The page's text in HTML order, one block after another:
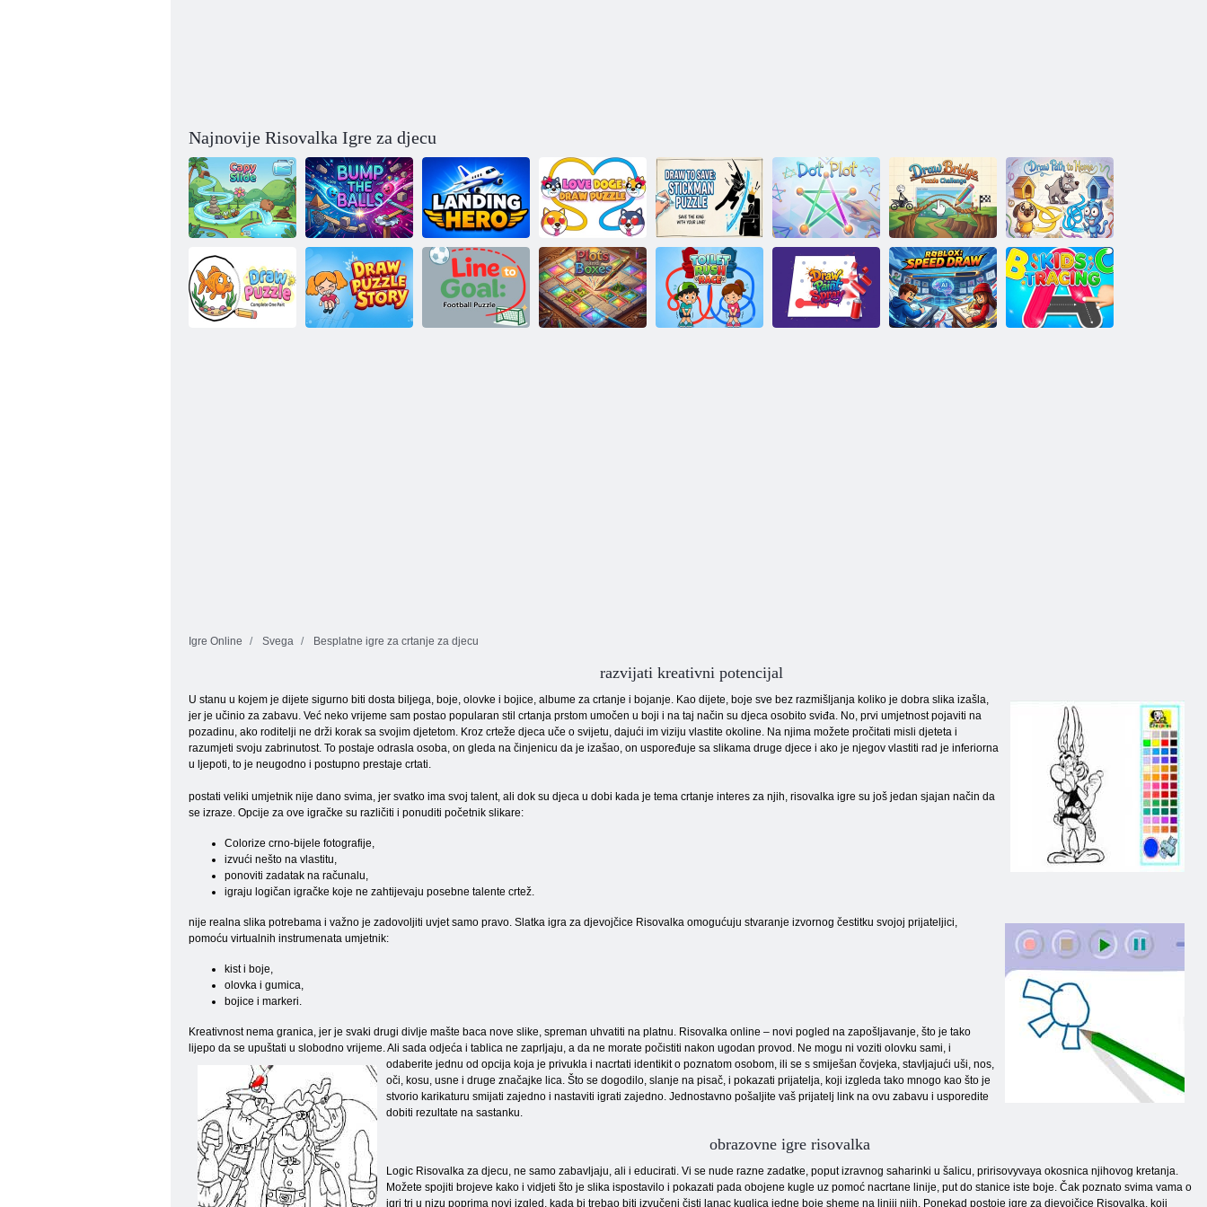
Najnovije Risovalka Igre za djecu
Capybara:
klizanje
Sudari loptice Zračni heroj
Ljubav crtanje
puzzle
Nacrtaj i spremi:
Stickman Puzzle
Raspršeni
dijagram
Nacrtaj most:
Puzzle
Challenge
Dobijte upute
kući
Igre Online Svega Besplatne igre za crtanje za djecu
razvijati kreativni potencijal
U stanu u kojem je dijete sigurno biti dosta biljega, boje, olovke i bojice, albume za crtanje i bojanje. Kao dijete, boje sve bez razmišljanja koliko je dobra slika izašla,
jer je učinio za zabavu. Već neko vrijeme sam postao popularan stil crtanja prstom umočen u boji i na taj način su djeca osobito sviđa. No, prvi umjetnost pojaviti na
pozadinu, ako roditelji ne drži korak sa svojim djetetom. Kroz crteže djeca uče o svijetu, dajući im viziju vlastite okoline. Na njima možete pročitati misli djeteta i
razumjeti svoju zabrinutost. To postaje odrasla osoba, on gleda na činjenicu da je izašao, on uspoređuje sa slikama druge djece i ako je njegov vlastiti rad je inferiorna
u ljepoti, to je neugodno i postupno prestaje crtati.
postati veliki umjetnik nije dano svima, jer svatko ima svoj talent, ali dok su djeca u dobi kada je tema crtanje interes za njih, risovalka igre su još jedan sjajan način da
se izraze. Opcije za ove igračke su različiti i ponuditi početnik slikare:
Colorize crno-bijele fotografije,
izvući nešto na vlastitu,
ponoviti zadatak na računalu,
igraju logičan igračke koje ne zahtijevaju posebne talente crtež.
nije realna slika potrebama i važno je zadovoljiti uvjet samo pravo. Slatka igra za djevojčice Risovalka omogućuju stvaranje izvornog čestitku svojoj prijateljici,
pomoću virtualnih instrumenata umjetnik:
kist i boje,
olovka i gumica,
bojice i markeri.
Kreativnost nema granica, jer je svaki drugi divlje mašte baca nove slike, spreman uhvatiti na platnu. Risovalka online – novi pogled na zapošljavanje, što je tako
lijepo da se upuštati u slobodno vrijeme. Ali sada odjeća i tablica ne zaprljaju, a da ne morate počistiti nakon ugodan provod. Ne mogu ni voziti olovku sami, i
odaberite jednu od opcija koja je privukla i nacrtati identikit o poznatom osobom, ili se s smiješan čovjeka, stavljajući uši, nos,
oči, kosu, usne i druge značajke lica. Što se dogodilo, slanje na pisač, i pokazati prijatelja, koji izgleda tako mnogo kao što je
stvorio karikaturu smijati zajedno i nastaviti igrati zajedno. Jednostavno pošaljite vaš prijatelj link na ovu zabavu i usporedite
dobiti rezultate na sastanku.
obrazovne igre risovalka
Logic Risovalka za djecu, ne samo zabavljaju, ali i educirati. Vi se nude razne zadatke, poput izravnog saharinki u šalicu, pririsovyvaya okosnica njihovog kretanja.
Možete spojiti brojeve kako i vidjeti što je slika ispostavilo i pokazati pada obojene kugle uz pomoć nacrtane linije, put do stanice iste boje. Čak poznato svima vama o
igri tri u nizu poprima novi izgled, kada bi trebao biti izvučeni čisti lanac kuglica jedne boje sheme na liniji njih. Ponekad postoje igre za djevojčice Risovalka, koji